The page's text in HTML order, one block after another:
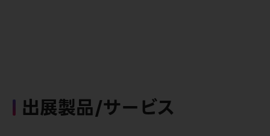
出展製品/サービス